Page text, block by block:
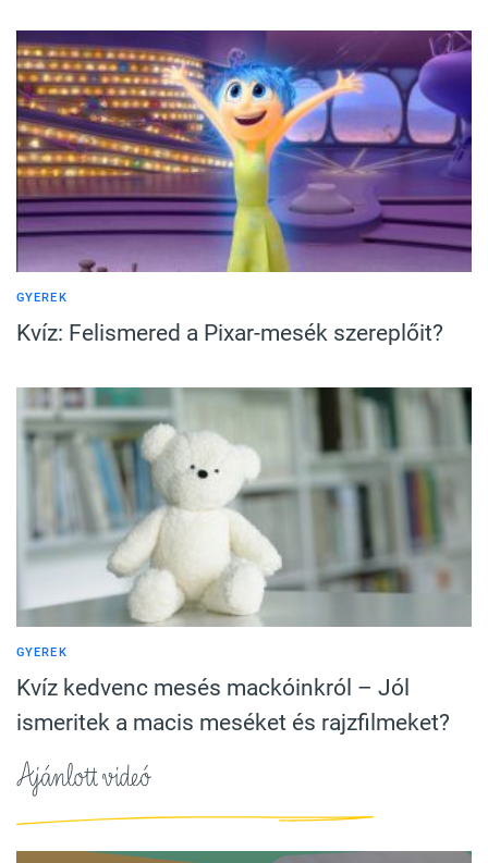
GYEREK
Kvíz: Felismered a Pixar-mesék szereplőit?
GYEREK
Kvíz kedvenc mesés mackóinkról – Jól
ismeritek a macis meséket és rajzfilmeket?
Ajánlott videó